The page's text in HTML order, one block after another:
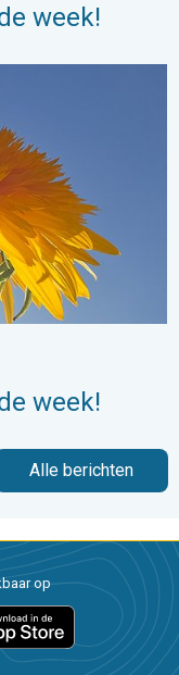
week!
Uploader. . .
week!
Alle berichten
op